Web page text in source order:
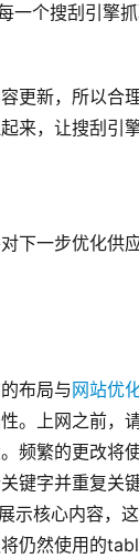
个搜刮引擎
新，所以合
来，让搜刮引
一步优化供
布局与网站优
。上网之前，
频繁的更改将
键字并重复关
示核心内容，
仍然使用的